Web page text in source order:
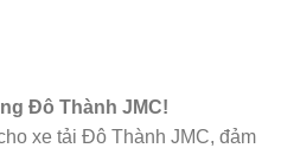
Đô Thành JMC!
xe tải Đô Thành JMC, đảm